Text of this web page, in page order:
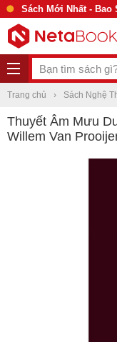
Sách Mới Nhất - Bao
Trang chủ Sách Nghệ
Thuyết Âm Mưu
Willem Van